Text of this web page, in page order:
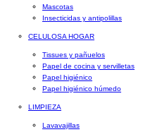
Mascotas
Insecticidas y antipolillas
CELULOSA HOGAR
Tissues y pañuelos
Papel de cocina y servilletas
Papel higiénico
Papel higiénico húmedo
LIMPIEZA
Lavavajillas